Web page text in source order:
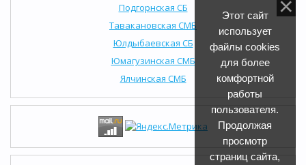
Подгорнская СБ
Тавакановская СМБ
Юлдыбаевская СБ
Юмагузинская СМБ
Ялчинская СМБ
Этот сайт
использует
файлы cookies
для более
комфортной
работы
пользователя.
Продолжая
просмотр
страниц сайта,